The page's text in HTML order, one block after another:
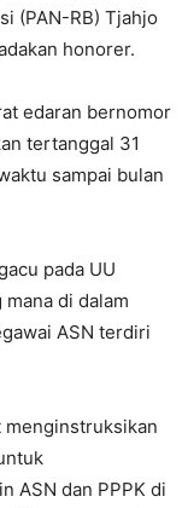
(PAN-RB) Tjahjo
honorer.
edaran bernomor
tertanggal 31
sampai bulan
pada UU
di dalam
ASN terdiri
menginstruksikan
ASN dan PPPK di